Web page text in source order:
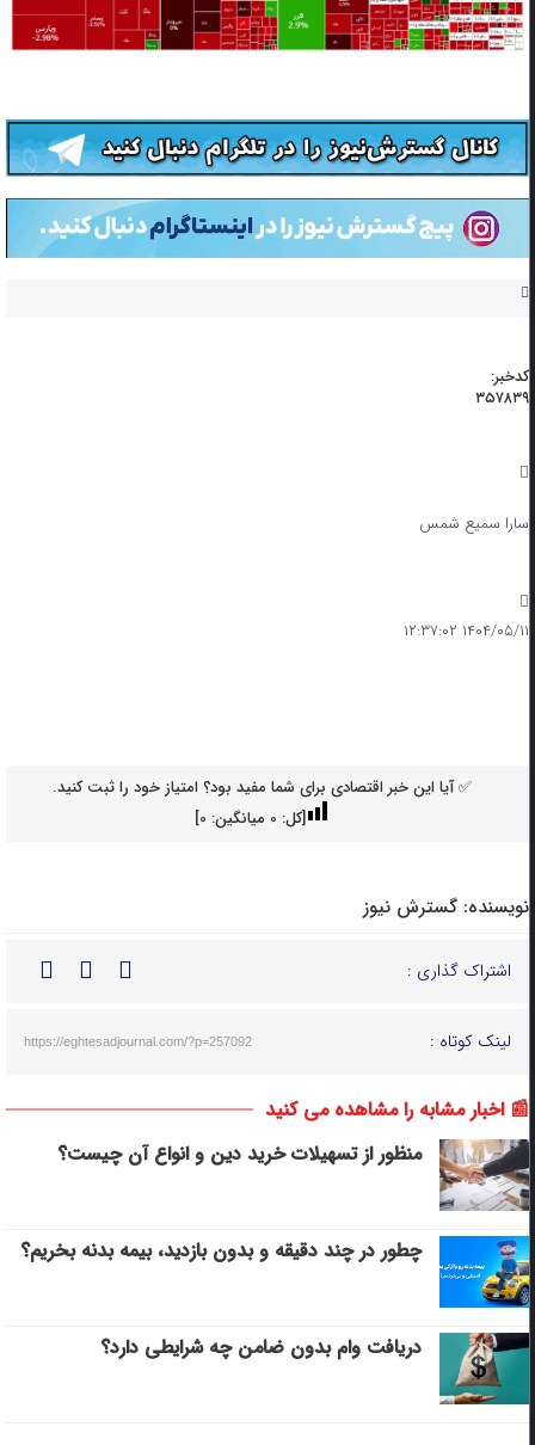
کدخبر:
۳۵۷۸۳۹
سارا سمیع شمس
۱۴۰۴/۰۵/۱۱ ۱۲:۳۷:۰۲
✅ آیا این خبر اقتصادی برای شما مفید بود؟ امتیاز خود را ثبت کنید.
[کل: 0میانگین: 0
]
نویسنده: گسترش نیوز
اشتراک گذاری :
لینک کوتاه : https://eghtesadjournal.com/?p=257092
📰 اخبار مشابه را مشاهده می کنید
منظور از تسهیلات خرید دین و انواع آن چیست؟
چطور در چند دقیقه و بدون بازدید، بیمه بدنه بخریم؟
دریافت وام بدون ضامن چه شرایطی دارد؟